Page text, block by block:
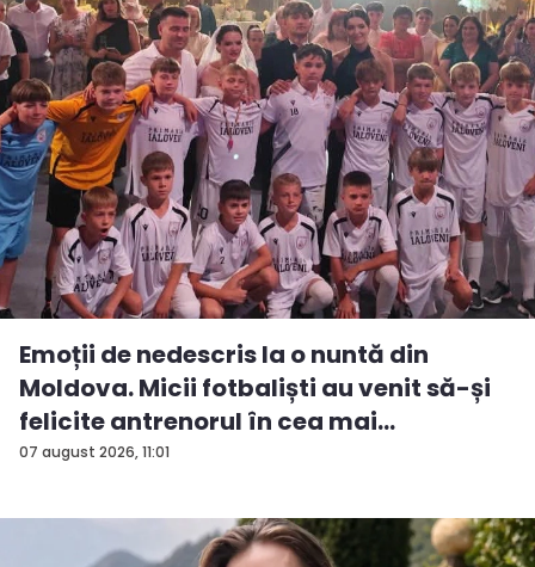
07 august 2026, 11:01
Emoții de nedescris la o nuntă din
Moldova. Micii fotbaliști au venit să-și
felicite antrenorul în cea mai
importan...